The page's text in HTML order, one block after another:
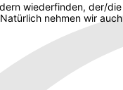
wiederfinden, der/
Natürlich nehmen wir